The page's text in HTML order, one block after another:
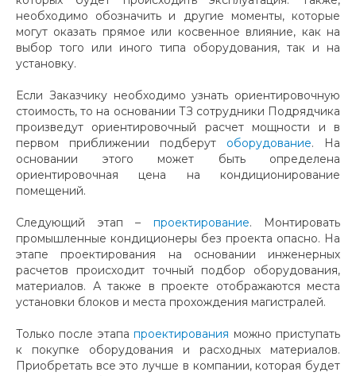
необходимо обозначить и другие моменты, которые
могут оказать прямое или косвенное влияние, как на
выбор того или иного типа оборудования, так и на
установку.
Если Заказчику необходимо узнать ориентировочную
стоимость, то на основании ТЗ сотрудники Подрядчика
произведут ориентировочный расчет мощности и в
первом приближении подберут оборудование. На
основании этого может быть определена
ориентировочная цена на кондиционирование
помещений.
Следующий этап – проектирование. Монтировать
промышленные кондиционеры без проекта опасно. На
этапе проектирования на основании инженерных
расчетов происходит точный подбор оборудования,
материалов. А также в проекте отображаются места
установки блоков и места прохождения магистралей.
Только после этапапроектирования можно приступать
к покупке оборудования и расходных материалов.
Приобретать все это лучше в компании, которая будет